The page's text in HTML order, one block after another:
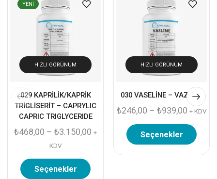
YENI
HIZLI GÖRÜNÜM
029 KAPRİLİK/KAPRİK
TRİGLİSERİT – CAPRYLIC
CAPRIC TRIGLYCERIDE
₺468,00 – ₺3.150,00 +
KDV
Seçenekler
HIZLI GÖRÜNÜM
030 VASELİNE – VAZELIN
₺246,00 – ₺939,00 + KDV
Seçenekler